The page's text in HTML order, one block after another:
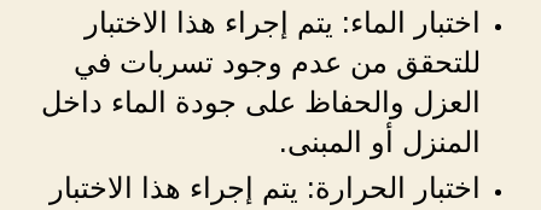
اختبار الماء: يتم إجراء هذا الاختبار
للتحقق من عدم وجود تسربات في
العزل والحفاظ على جودة الماء داخل
المنزل أو المبنى.
اختبار الحرارة: يتم إجراء هذا الاختبار